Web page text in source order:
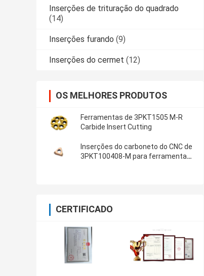
Inserções de trituração do quadrado
(14)
Inserções furando (9)
Inserções do cermet (12)
OS MELHORES PRODUTOS
Ferramentas de 3PKT1505 M-R
Carbide Insert Cutting
Inserções do carboneto do CNC de
3PKT100408-M para ferramentas
CERTIFICADO